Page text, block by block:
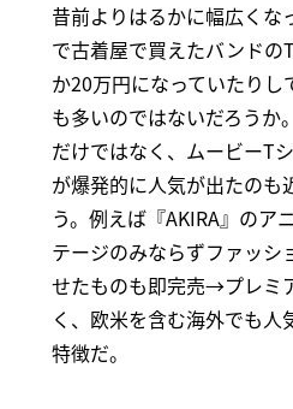
昔前よりはるかに幅広くな
で古着屋で買えたバンドの
か20万円になっていたり
も多いのではないだろうか
だけではなく、ムービーT
が爆発的に人気が出たのも
う。例えば『AKIRA』のア
テージのみならずファッシ
せたものも即完売→プレミ
く、欧米を含む海外でも人
特徴だ。